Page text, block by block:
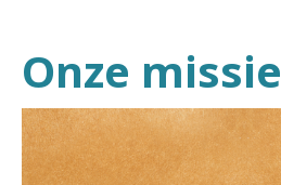
Onze missie